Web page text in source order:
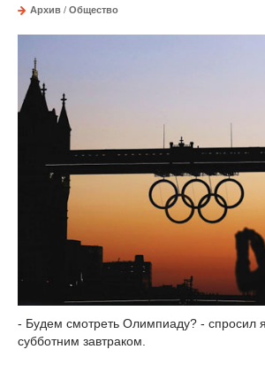
Архив / Общество
- Будем смотреть Олимпиаду? - спросил
субботним завтраком.